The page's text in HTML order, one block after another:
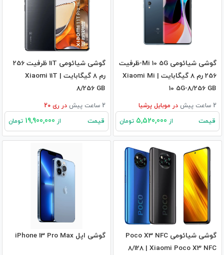
گوشی شیائومی Mi 10 5G-ظرفیت
256 رم 8 گیگابایت | Xiaomi Mi
10 5G-8/256 GB
2 ساعت پیش در موبایل پرشیا
قیمت از تومان
گوشی شیائومی 11T ظرفیت 256
رم 8 گیگابایت | Xiaomi 11T
8/256 GB
2 ساعت پیش در ری 20
قیمت از تومان
گوشی شیائومی Poco X3 NFC
8/128 | Xiaomi Poco X3 NFC
گوشی اپل iPhone 13 Pro Max